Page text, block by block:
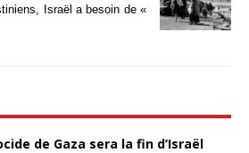
Israël a besoin de «
de Gaza sera la fin d’Israël